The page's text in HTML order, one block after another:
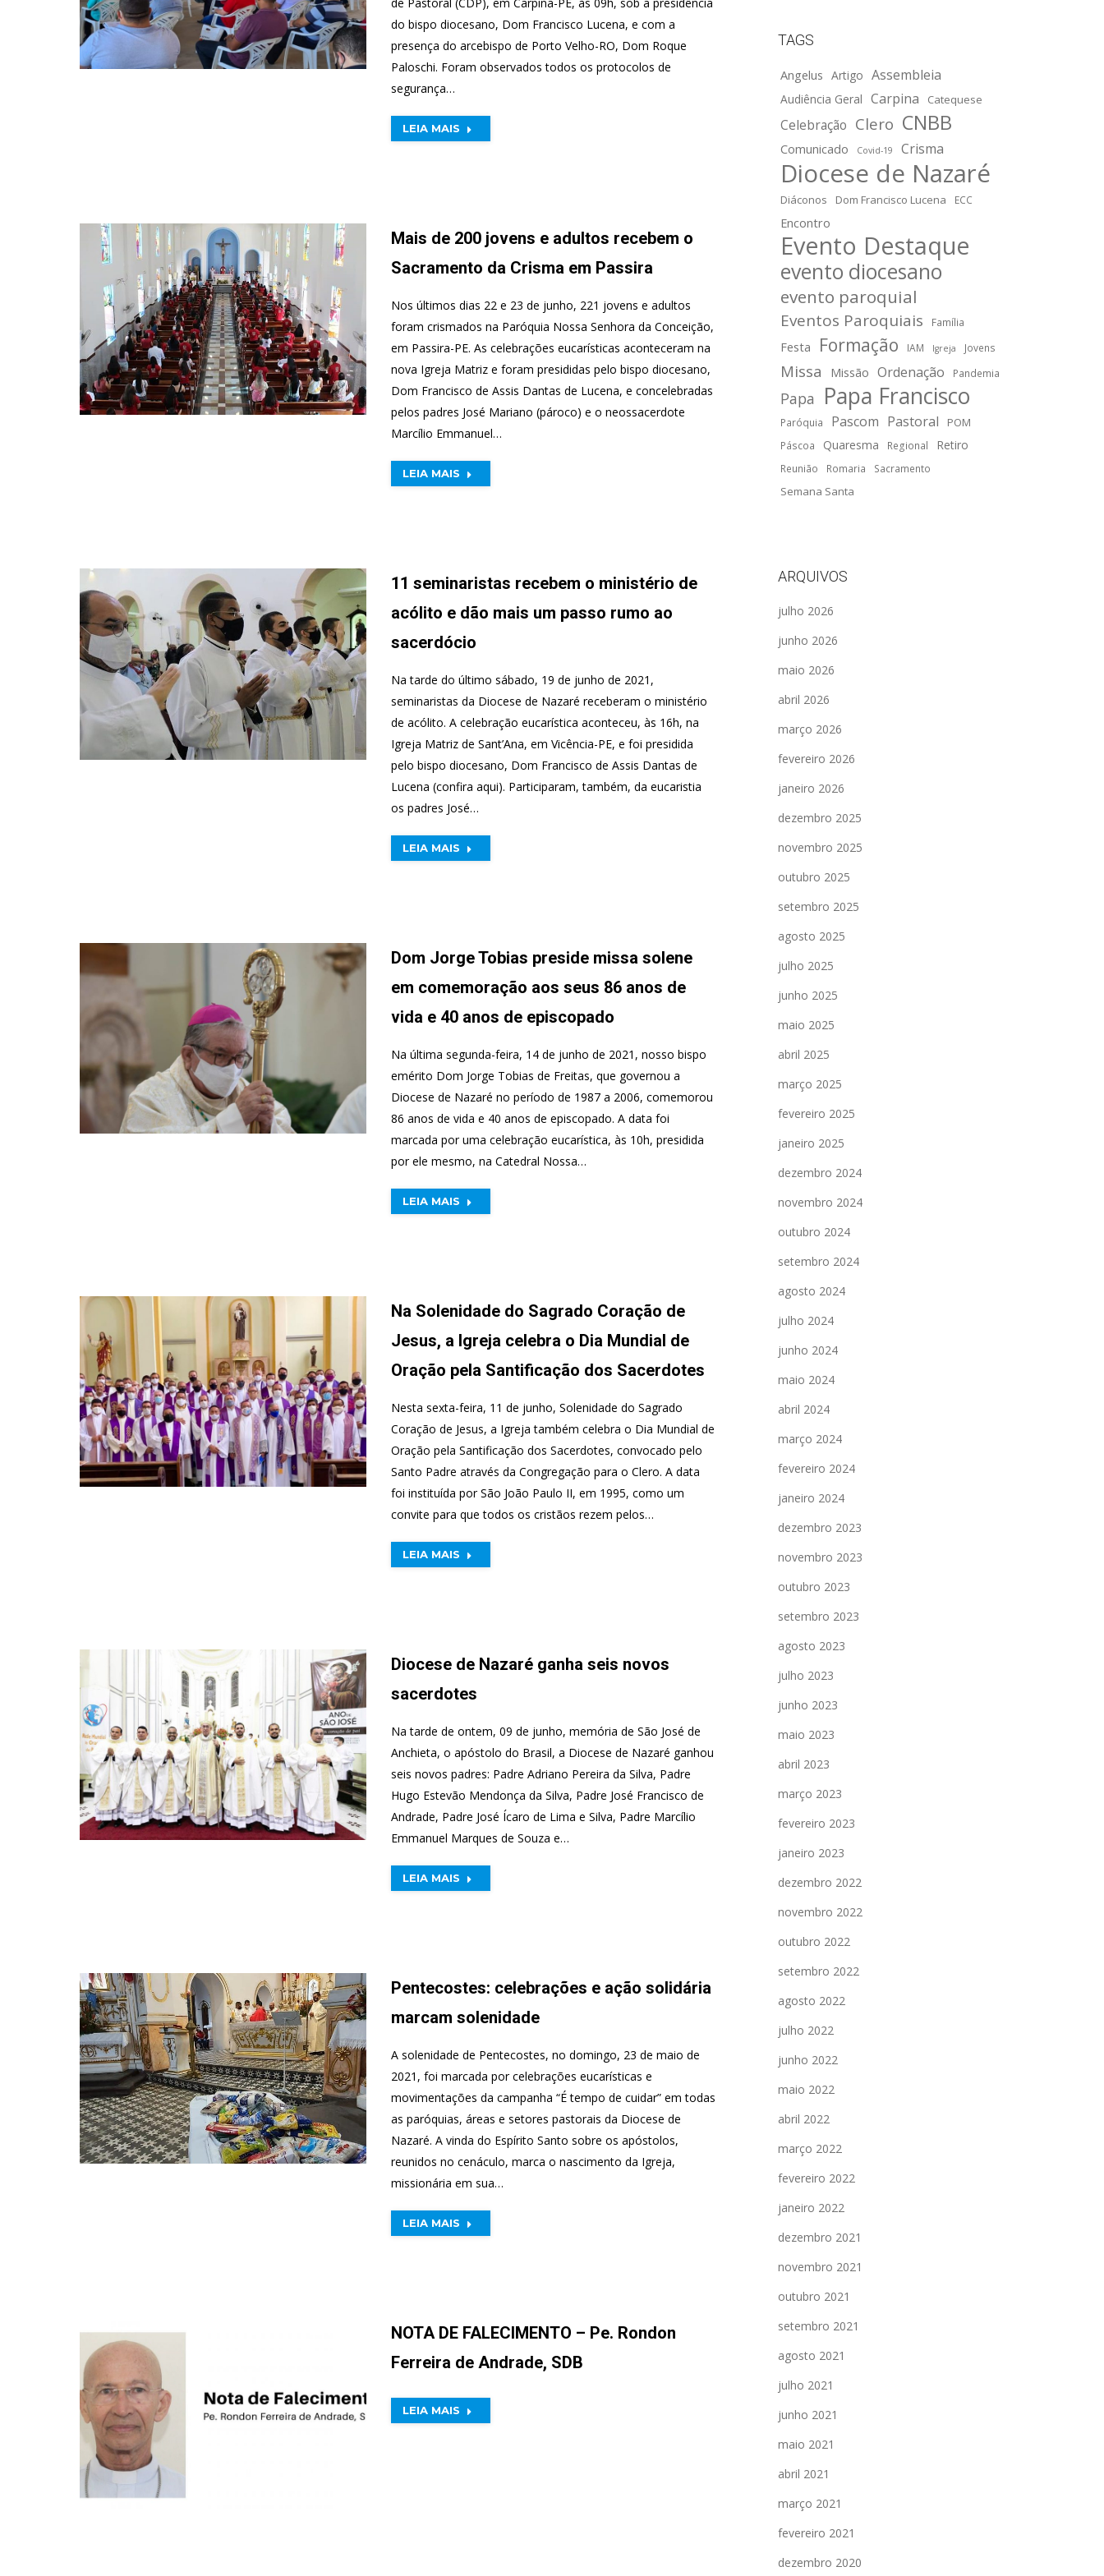
do bispo diocesano, Dom Francisco Lucena, e com a
presença do arcebispo de Porto Velho-RO, Dom Roque
Paloschi. Foram observados todos os protocolos de
segurança…
LEIA MAIS
Mais de 200 jovens e adultos recebem o
Sacramento da Crisma em Passira
Nos últimos dias 22 e 23 de junho, 221 jovens e adultos
foram crismados na Paróquia Nossa Senhora da Conceição,
em Passira-PE. As celebrações eucarísticas aconteceram na
nova Igreja Matriz e foram presididas pelo bispo diocesano,
Dom Francisco de Assis Dantas de Lucena, e concelebradas
pelos padres José Mariano (pároco) e o neossacerdote
Marcílio Emmanuel…
LEIA MAIS
11 seminaristas recebem o ministério de
acólito e dão mais um passo rumo ao
sacerdócio
Na tarde do último sábado, 19 de junho de 2021,
seminaristas da Diocese de Nazaré receberam o ministério
de acólito. A celebração eucarística aconteceu, às 16h, na
Igreja Matriz de Sant’Ana, em Vicência-PE, e foi presidida
pelo bispo diocesano, Dom Francisco de Assis Dantas de
Lucena (confira aqui). Participaram, também, da eucaristia
os padres José…
LEIA MAIS
Dom Jorge Tobias preside missa solene
em comemoração aos seus 86 anos de
vida e 40 anos de episcopado
Na última segunda-feira, 14 de junho de 2021, nosso bispo
emérito Dom Jorge Tobias de Freitas, que governou a
Diocese de Nazaré no período de 1987 a 2006, comemorou
86 anos de vida e 40 anos de episcopado. A data foi
marcada por uma celebração eucarística, às 10h, presidida
por ele mesmo, na Catedral Nossa…
LEIA MAIS
Na Solenidade do Sagrado Coração de
Jesus, a Igreja celebra o Dia Mundial de
Oração pela Santificação dos Sacerdotes
Nesta sexta-feira, 11 de junho, Solenidade do Sagrado
Coração de Jesus, a Igreja também celebra o Dia Mundial de
Oração pela Santificação dos Sacerdotes, convocado pelo
Santo Padre através da Congregação para o Clero. A data
foi instituída por São João Paulo II, em 1995, como um
convite para que todos os cristãos rezem pelos…
LEIA MAIS
Diocese de Nazaré ganha seis novos
sacerdotes
Na tarde de ontem, 09 de junho, memória de São José de
Anchieta, o apóstolo do Brasil, a Diocese de Nazaré ganhou
seis novos padres: Padre Adriano Pereira da Silva, Padre
Hugo Estevão Mendonça da Silva, Padre José Francisco de
Andrade, Padre José Ícaro de Lima e Silva, Padre Marcílio
Emmanuel Marques de Souza e…
LEIA MAIS
Pentecostes: celebrações e ação solidária
marcam solenidade
A solenidade de Pentecostes, no domingo, 23 de maio de
2021, foi marcada por celebrações eucarísticas e
movimentações da campanha “É tempo de cuidar” em todas
as paróquias, áreas e setores pastorais da Diocese de
Nazaré. A vinda do Espírito Santo sobre os apóstolos,
reunidos no cenáculo, marca o nascimento da Igreja,
missionária em sua…
LEIA MAIS
NOTA DE FALECIMENTO – Pe. Rondon
Ferreira de Andrade, SDB
LEIA MAIS
TAGS
Angelus Artigo Assembleia
Audiência Geral Carpina Catequese
Celebração Clero CNBB
Comunicado Covid-19 Crisma
Diocese de Nazaré
Diáconos Dom Francisco Lucena ECC
Encontro
Evento Destaque
evento diocesano
evento paroquial
Eventos Paroquiais Família
Festa Formação IAM Igreja Jovens
Missa Missão Ordenação Pandemia
Papa Papa Francisco
Paróquia Pascom Pastoral POM
Páscoa Quaresma Regional Retiro
Reunião Romaria Sacramento
Semana Santa
ARQUIVOS
julho 2026
junho 2026
maio 2026
abril 2026
março 2026
fevereiro 2026
janeiro 2026
dezembro 2025
novembro 2025
outubro 2025
setembro 2025
agosto 2025
julho 2025
junho 2025
maio 2025
abril 2025
março 2025
fevereiro 2025
janeiro 2025
dezembro 2024
novembro 2024
outubro 2024
setembro 2024
agosto 2024
julho 2024
junho 2024
maio 2024
abril 2024
março 2024
fevereiro 2024
janeiro 2024
dezembro 2023
novembro 2023
outubro 2023
setembro 2023
agosto 2023
julho 2023
junho 2023
maio 2023
abril 2023
março 2023
fevereiro 2023
janeiro 2023
dezembro 2022
novembro 2022
outubro 2022
setembro 2022
agosto 2022
julho 2022
junho 2022
maio 2022
abril 2022
março 2022
fevereiro 2022
janeiro 2022
dezembro 2021
novembro 2021
outubro 2021
setembro 2021
agosto 2021
julho 2021
junho 2021
maio 2021
abril 2021
março 2021
fevereiro 2021
dezembro 2020